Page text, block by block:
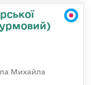
Михайла